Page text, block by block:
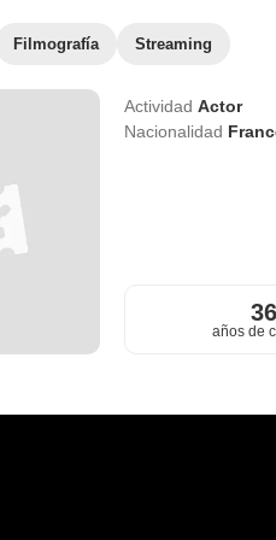
Filmografía Streaming
Actividad Actor
Nacionalidad
36
años de